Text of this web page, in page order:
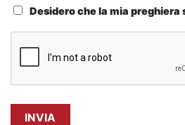
Desidero che la mia preghiera